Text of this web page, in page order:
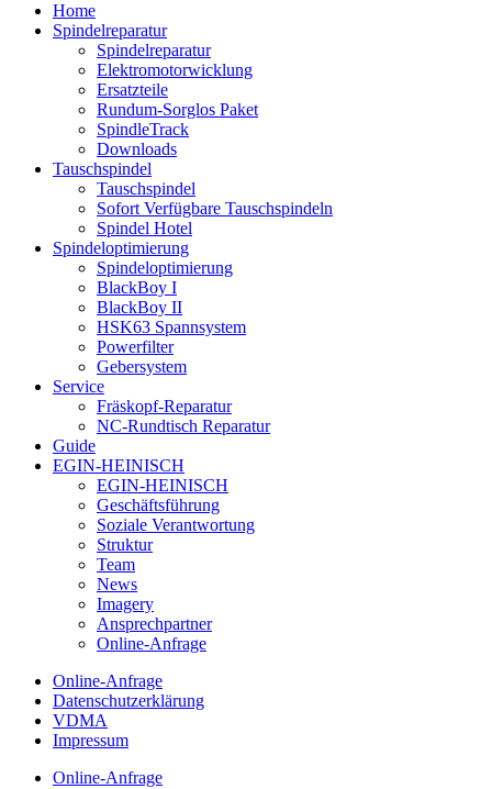
Home
Spindelreparatur
Spindelreparatur
Elektromotorwicklung
Ersatzteile
Rundum-Sorglos Paket
SpindleTrack
Downloads
Tauschspindel
Tauschspindel
Sofort Verfügbare Tauschspindeln
Spindel Hotel
Spindeloptimierung
Spindeloptimierung
BlackBoy I
BlackBoy II
HSK63 Spannsystem
Powerfilter
Gebersystem
Service
Fräskopf-Reparatur
NC-Rundtisch Reparatur
Guide
EGIN-HEINISCH
EGIN-HEINISCH
Geschäftsführung
Soziale Verantwortung
Struktur
Team
News
Imagery
Ansprechpartner
Online-Anfrage
Online-Anfrage
Datenschutzerklärung
VDMA
Impressum
Online-Anfrage